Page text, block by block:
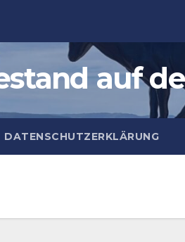
auf
DATENSCHUTZERKLÄRUNG